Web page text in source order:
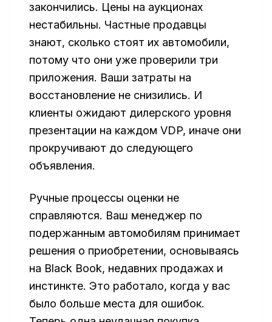
закончились. Цены на аукционах
нестабильны. Частные продавцы
знают, сколько стоят их автомобили,
потому что они уже проверили три
приложения. Ваши затраты на
восстановление не снизились. И
клиенты ожидают дилерского уровня
презентации на каждом VDP, иначе они
прокручивают до следующего
объявления.
Ручные процессы оценки не
справляются. Ваш менеджер по
подержанным автомобилям принимает
решения о приобретении, основываясь
на Black Book, недавних продажах и
инстинкте. Это работало, когда у вас
было больше места для ошибок.